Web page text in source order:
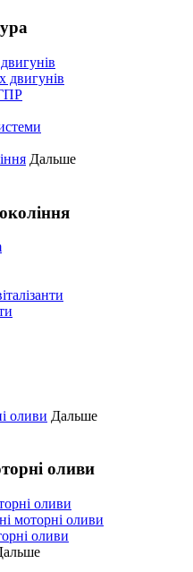
двигунів
Дальше
оливи Дальше
оливи
оливи
моторні оливи
оливи